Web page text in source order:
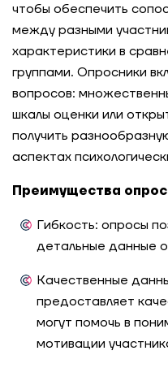
чтобы обеспечить
между разными
характеристики в
группами. Опросники
вопросов:
шкалы оценки или
получить
аспектах
Преимущества
Гибкость: опросы
детальные данные
Качественные
предоставляет
могут помочь в
мотивации